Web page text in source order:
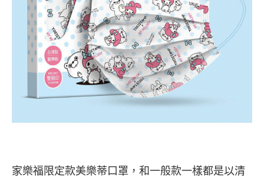
家樂福限定款美樂蒂口罩，和一般款一樣都是以清